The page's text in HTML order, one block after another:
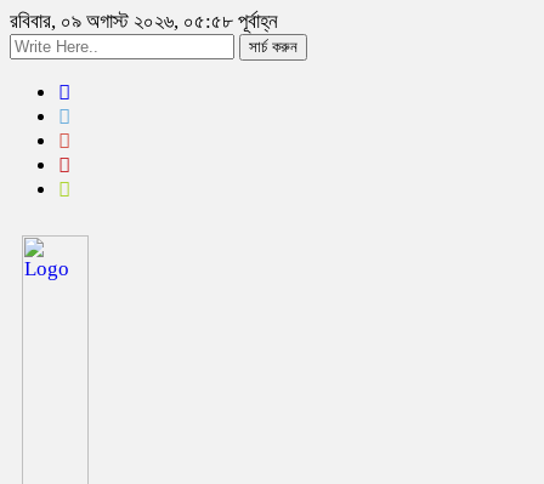
রবিবার, ০৯ অগাস্ট ২০২৬, ০৫:৫৮ পূর্বাহ্ন
সার্চ করুন